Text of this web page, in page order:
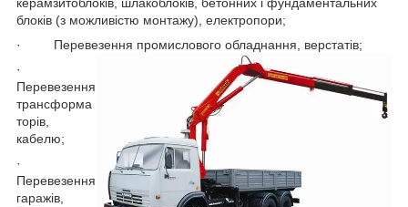
керамзитоблоків, шлакоблоків, бетонних і фундаментальних
блоків (з можливістю монтажу), електропори;
· Перевезення промислового обладнання, верстатів;
·
Перевезення
трансформа
торів,
кабелю;
·
Перевезення
гаражів,